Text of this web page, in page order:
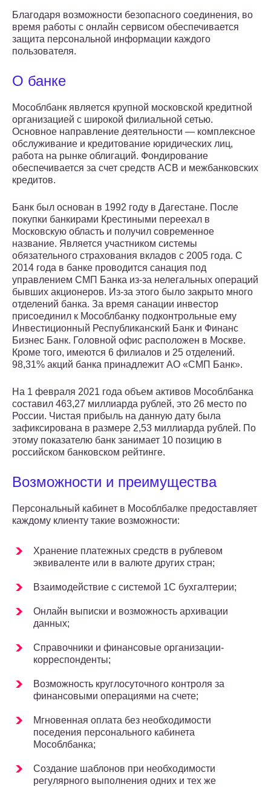
Благодаря возможности безопасного соединения, во
время работы с онлайн сервисом обеспечивается
защита персональной информации каждого
пользователя.
О банке
Мособлбанк является крупной московской кредитной
организацией с широкой филиальной сетью.
Основное направление деятельности — комплексное
обслуживание и кредитование юридических лиц,
работа на рынке облигаций. Фондирование
обеспечивается за счет средств АСВ и межбанковских
кредитов.
Банк был основан в 1992 году в Дагестане. После
покупки банкирами Крестиными переехал в
Московскую область и получил современное
название. Является участником системы
обязательного страхования вкладов с 2005 года. С
2014 года в банке проводится санация под
управлением СМП Банка из-за нелегальных операций
бывших акционеров. Из-за этого было закрыто много
отделений банка. За время санации инвестор
присоединил к Мособлбанку подконтрольные ему
Инвестиционный Республиканский Банк и Финанс
Бизнес Банк. Головной офис расположен в Москве.
Кроме того, имеются 6 филиалов и 25 отделений.
98,31% акций банка принадлежит АО «СМП Банк».
На 1 февраля 2021 года объем активов Мособлбанка
составил 463,27 миллиарда рублей, это 26 место по
России. Чистая прибыль на данную дату была
зафиксирована в размере 2,53 миллиарда рублей. По
этому показателю банк занимает 10 позицию в
российском банковском рейтинге.
Возможности и преимущества
Персональный кабинет в Мособлбалке предоставляет
каждому клиенту такие возможности:
Хранение платежных средств в рублевом
эквиваленте или в валюте других стран;
Взаимодействие с системой 1С бухгалтерии;
Онлайн выписки и возможность архивации
данных;
Справочники и финансовые организации-
корреспонденты;
Возможность круглосуточного контроля за
финансовыми операциями на счете;
Мгновенная оплата без необходимости
поседения персонального кабинета
Мособлбанка;
Создание шаблонов при необходимости
регулярного выполнения одних и тех же